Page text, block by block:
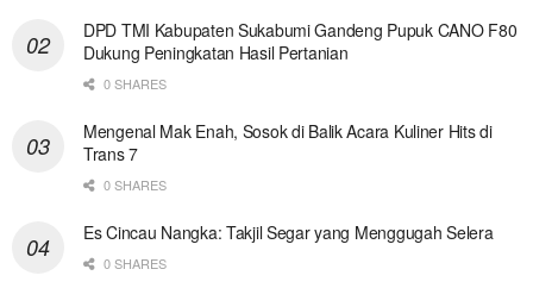
DPD TMI Kabupaten Sukabumi Gandeng Pupuk CANO F80
Dukung Peningkatan Hasil Pertanian
0 SHARES
Mengenal Mak Enah, Sosok di Balik Acara Kuliner Hits di
Trans 7
0 SHARES
Es Cincau Nangka: Takjil Segar yang Menggugah Selera
0 SHARES